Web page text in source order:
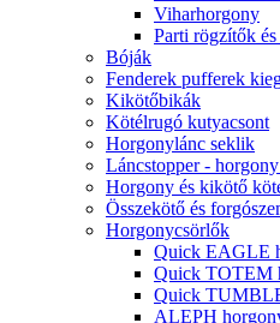
Viharhorgony
Parti rögzítők
Bóják
Fenderek pufferek
Kikötőbikák
Kötélrugó kutyacsont
Horgonylánc seklik
Láncstopper -
Horgony és kikötő
Összekötő és
Horgonycsörlők
Quick EAGLE
Quick TOTEM
Quick
ALEPH